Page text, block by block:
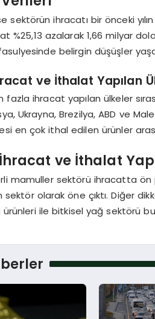
sektörün ihracatı bir önceki
%25,13 azalarak 1,66 milyar
belirgin düşüşler
ve İthalat Yapılan
fazla ihracat yapılan ülkeler
Ukrayna, Brezilya, ABD ve
en çok ithal edilen ürünler
İhracat ve İthalat
mamuller sektörü ihracatta
olarak öne çıktı. Diğer
ürünleri ile bitkisel yağ sektörü